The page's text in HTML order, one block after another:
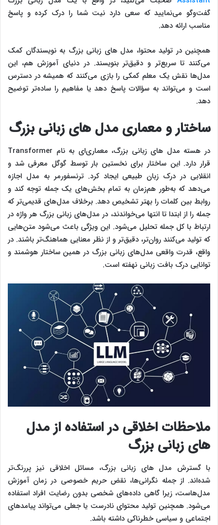
گفت‌وگو می‌نمایید که سعی دارد نیت شما را درک کرده و پاسخ
مناسب ارائه دهد.
همچنین در تولید محتوا، مدل‌ های زبانی بزرگ به نویسندگان کمک
می‌کنند تا سریع‌تر و دقیق‌تر بنویسند. در دنیای آموزش هم، این
مدل‌ها نقش یک معلم کمکی را بازی می‌کنند که همیشه در دسترس
است و می‌تواند به سؤالات پاسخ دهد یا مفاهیم را ساده‌تر توضیح
دهد.
ساختار و معماری مدل‌ های زبانی بزرگ
در هسته مدل‌ های زبانی بزرگ، معماری‌ای به نام Transformer
قرار دارد. این ساختار برای نخستین بار توسط گوگل معرفی شد و
انقلابی در درک زبان طبیعی ایجاد کرد. ترنسفورمر به مدل اجازه
می‌دهد که به‌طور هم‌زمان به تمام بخش‌های یک جمله توجه کند و
روابط بین کلمات را بهتر تشخیص دهد. برخلاف مدل‌های قدیمی‌تر که
جمله را از ابتدا تا انتها می‌خواندند، در مدل‌های زبانی بزرگ هر واژه در
ارتباط با کل جمله تحلیل می‌شود. این ویژگی باعث می‌شود متن‌هایی
که تولید می‌کنند روان‌تر، دقیق‌تر و از نظر معنایی هماهنگ‌تر باشند. در
واقع، قدرت واقعی مدل‌های زبانی بزرگ در همین ساختار هوشمند و
توانایی درک بافت زبانی نهفته است.
ملاحظات اخلاقی در استفاده از مدل‌
های زبانی بزرگ
با گسترش مدل‌ های زبانی بزرگ، مسائل اخلاقی نیز پررنگ‌تر
شده‌اند. از جمله نگرانی‌ها، نقض حریم خصوصی در زمان آموزش
مدل‌هاست، زیرا گاهی داده‌های شخصی بدون رضایت افراد استفاده
می‌شود. همچنین تولید محتوای نادرست یا جعلی می‌تواند پیامدهای
اجتماعی و سیاسی خطرناکی داشته باشد.